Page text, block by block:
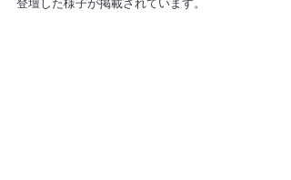
登壇した様子が掲載されています。